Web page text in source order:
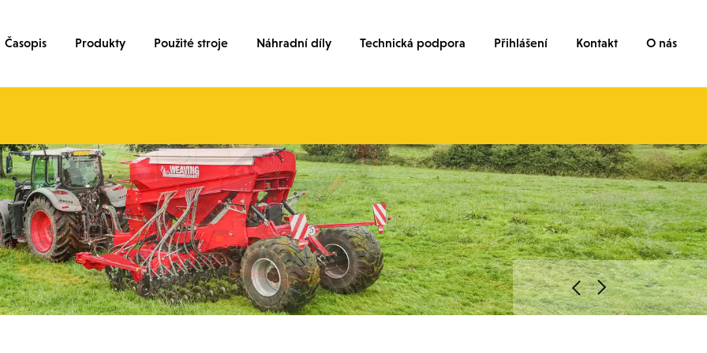
Časopis Produkty Použité stroje Náhradní díly Technická podpora Přihlášení Kontakt O nás
SERVISU